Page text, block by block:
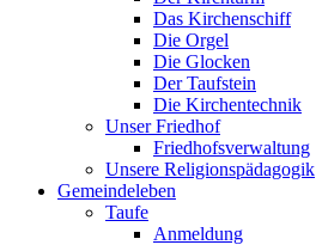
Das Kirchenschiff
Die Orgel
Die Glocken
Der Taufstein
Die Kirchentechnik
Unser Friedhof
Friedhofsverwaltung
Unsere Religionspädagogik
Gemeindeleben
Taufe
Anmeldung